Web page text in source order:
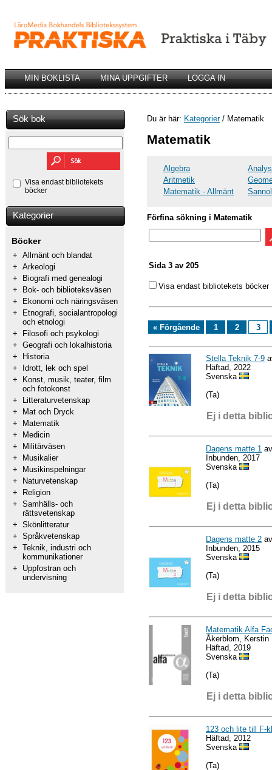
MIN BOKLISTA MINA UPPGIFTER LOGGA IN
Sök bok
Visa endast bibliotekets
böcker
Kategorier
Böcker
+ Allmänt och blandat
+ Arkeologi
+
Biografi med genealogi
+
Bok- och biblioteksväsen
+
Ekonomi och näringsväsen
+
Etnografi, socialantropologi
och etnologi
+
Filosofi och psykologi
+ Geografi och lokalhistoria
+
Historia
+
Idrott, lek och spel
+
Konst, musik, teater, film
och fotokonst
+
Litteraturvetenskap
+
Mat och Dryck
+
Matematik
+
Medicin
+
Militärväsen
+
Musikalier
+
Musikinspelningar
+
Naturvetenskap
+
Religion
+ Samhälls- och
rättsvetenskap
+ Skönlitteratur
+ Språkvetenskap
+ Teknik, industri och
kommunikationer
+
Uppfostran och
undervisning
Du är här: Kategorier/ Matematik
Matematik
Algebra
Analys
Aritmetik
Matematik - Allmänt
Förfina sökning i Matematik
Sida 3 av 205
Visa endast bibliotekets böcker
« Förgående 1 2 3
Stella Teknik 7-9
Häftad, 2022
Svenska
(Ta)
Ej i detta
Dagens matte 1
Inbunden, 2017
Svenska
(Ta)
Ej i detta
Dagens matte 2
Inbunden, 2015
Svenska
(Ta)
Ej i detta
Matematik Alfa
Åkerblom, Kerstin
Häftad, 2019
Svenska
(Ta)
Ej i detta
123 och lite till F-
Häftad, 2012
Svenska
(Ta)